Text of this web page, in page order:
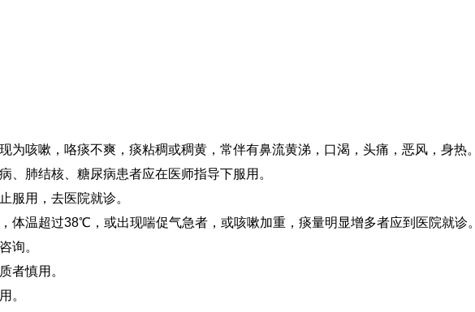
为咳嗽，咯痰不爽，痰粘稠或稠黄，常伴有鼻流黄涕，口渴，头痛，恶风，身热。
、肺结核、糖尿病患者应在医师指导下服用。
服用，去医院就诊。
体温超过38℃，或出现喘促气急者，或咳嗽加重，痰量明显增多者应到医院就诊。
询。
者慎用。
。